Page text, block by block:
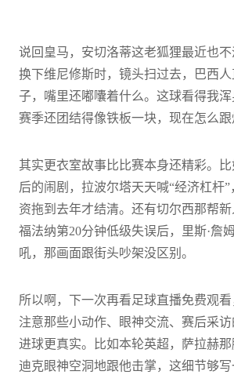
说回皇马，安切洛蒂这老狐狸最近也
换下维尼修斯时，镜头扫过去，巴西
子，嘴里还嘟囔着什么。这球看得我
赛季还团结得像铁板一块，现在怎么跟
其实更衣室故事比比赛本身还精彩。
后的闹剧，拉波尔塔天天喊“经济杠杆
资拖到去年才结清。还有切尔西那帮新
福法纳第20分钟低级失误后，里斯·詹
吼，那画面跟街头吵架没区别。
所以啊，下一次再看足球直播免费观看
注意那些小动作、眼神交流、赛后采
进球更真实。比如本轮英超，萨拉赫
迪克眼神空洞地跟他击掌，这细节够写